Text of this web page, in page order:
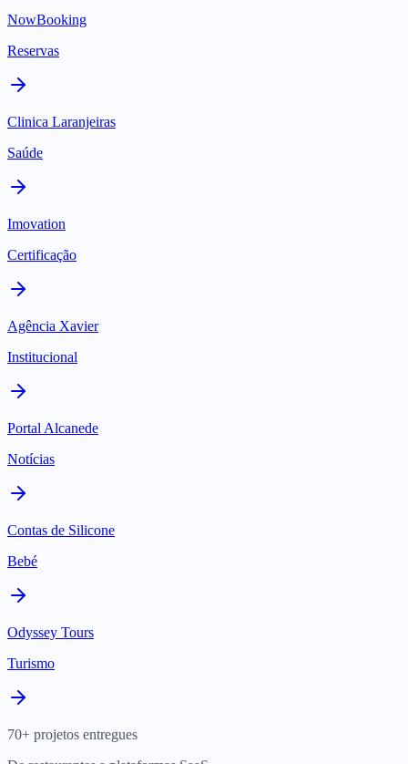
NowBooking
Reservas
Clinica Laranjeiras
Saúde
Imovation
Certificação
Agência Xavier
Institucional
Portal Alcanede
Notícias
Contas de Silicone
Bebé
Odyssey Tours
Turismo
70+ projetos entregues